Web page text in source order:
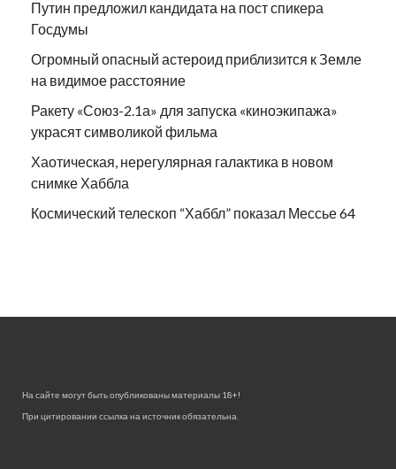
Путин предложил кандидата на пост спикера
Госдумы
Огромный опасный астероид приблизится к Земле
на видимое расстояние
Ракету «Союз-2.1а» для запуска «киноэкипажа»
украсят символикой фильма
Хаотическая, нерегулярная галактика в новом
снимке Хаббла
Космический телескоп “Хаббл” показал Мессье 64
На сайте могут быть опубликованы материалы 18+!
При цитировании ссылка на источник обязательна.